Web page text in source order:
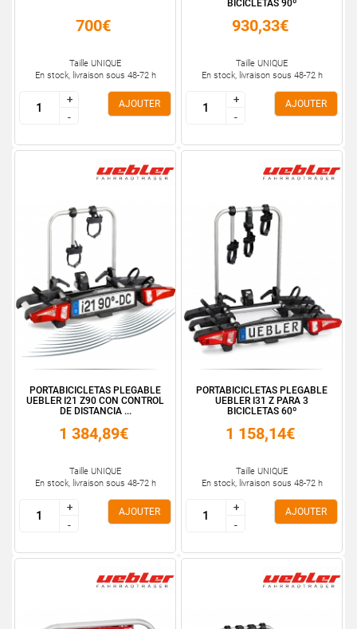
700€
Taille UNIQUE
En stock, livraison sous 48-72 h
+
-
+
-
AJOUTER
BICICLETAS 90º
930,33€
Taille UNIQUE
En stock, livraison sous 48-72 h
+
-
+
-
AJOUTER
PORTABICICLETAS PLEGABLE
UEBLER I21 Z90 CON CONTROL
DE DISTANCIA ...
1 384,89€
Taille UNIQUE
En stock, livraison sous 48-72 h
+
-
+
-
AJOUTER
PORTABICICLETAS PLEGABLE
UEBLER I31 Z PARA 3
BICICLETAS 60º
1 158,14€
Taille UNIQUE
En stock, livraison sous 48-72 h
+
-
+
-
AJOUTER